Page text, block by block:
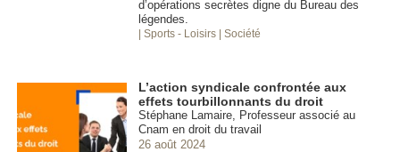
d’opérations secrètes digne du Bureau des
légendes.
| Sports - Loisirs | Société
L’action syndicale confrontée aux
effets tourbillonnants du droit
Stéphane Lamaire, Professeur associé au
Cnam en droit du travail
26 août 2024